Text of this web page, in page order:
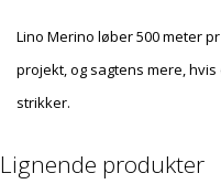
Lino Merino løber 500 meter
projekt, og sagtens mere,
strikker.
Lignende produkter